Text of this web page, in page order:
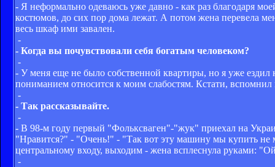
- Я неформально одеваюсь уже давно - как раз благодаря
костюмов, до сих пор дома лежат. А потом жена перевела
весь шкаф ими завален.
-
- Когда вы почувствовали себя богатым человеком?
-
- У меня еще не было собственной квартиры, но я уже
пониманием относится к моим слабостям. Кстати,
-
- Так рассказывайте.
-
- В 98-м году первый "Фольксваген"-"жук" приехал на
"Нравится?" - "Очень!" - "Так вот эту машину мы купить
центральному входу, выходим - жена всплеснула руками:
-